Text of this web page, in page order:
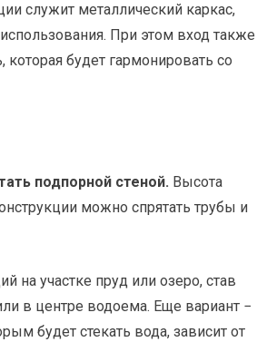
служит металлический каркас,
При этом вход также
будет гармонировать со
подпорной стеной. Высота
можно спрятать трубы и
на участке пруд или озеро, став
в центре водоема. Еще вариант −
будет стекать вода, зависит от